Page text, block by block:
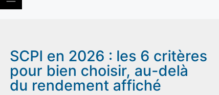
SCPI en 2026 : les 6 critères
pour bien choisir, au-delà
du rendement affiché